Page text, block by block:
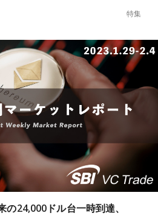
特集
の24,000ドル台一時到達、